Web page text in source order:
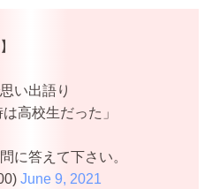
い出語り
高校生だった」
に答えて下さい。
June 9, 2021